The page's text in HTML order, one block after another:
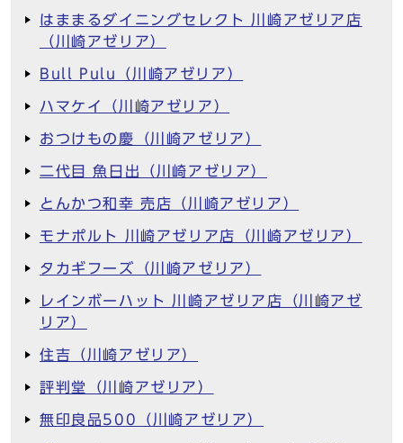
はままるダイニングセレクト 川崎アゼリア店
（川崎アゼリア）
Bull Pulu（川崎アゼリア）
ハマケイ（川崎アゼリア）
おつけもの慶（川崎アゼリア）
二代目 魚日出（川崎アゼリア）
とんかつ和幸 売店（川崎アゼリア）
モナポルト 川崎アゼリア店（川崎アゼリア）
タカギフーズ（川崎アゼリア）
レインボーハット 川崎アゼリア店（川崎アゼ
リア）
住吉（川崎アゼリア）
評判堂（川崎アゼリア）
無印良品500（川崎アゼリア）